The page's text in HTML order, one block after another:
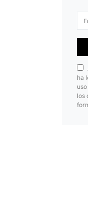
ha
los